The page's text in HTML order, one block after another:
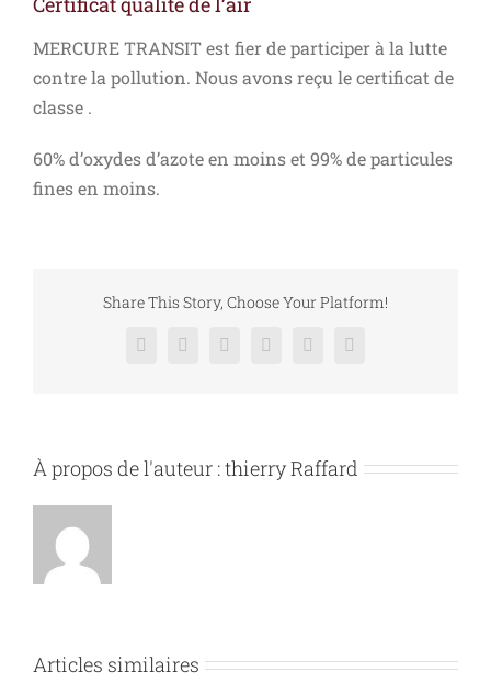
MERCURE TRANSIT est fier de participer à la lutte
contre la pollution. Nous avons reçu le certificat de
classe .
60% d’oxydes d’azote en moins et 99% de particules
fines en moins.
Share This Story, Choose Your Platform!
Facebook
X RedditLinkedInPinterestVk
À propos de l'auteur :thierry Raffard
Articles similaires